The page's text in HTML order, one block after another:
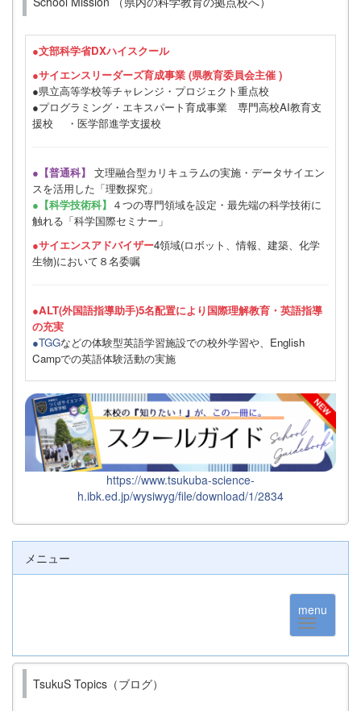
●文部科学省DXハイスクール
●サイエンスリーダーズ育成事業 (県教育委員会主催 )
●県立高等学校等チャレンジ・プロジェクト重点校
●プログラミング・エキスパート育成事業 専門高校AI教育支
援校 ・医学部進学支援校
●【普通科】 文理融合型カリキュラムの実施・データサイエン
スを活用した「理数探究」
●【科学技術科】 ４つの専門領域を設定・最先端の科学技術に
触れる「科学国際セミナー」
●サイエンスアドバイザー4領域(ロボット、情報、建築、化学
生物)において８名委嘱
●ALT(外国語指導助手)5名配置により国際理解教育・英語指導
の充実
●TGGなどの体験型英語学習施設での校外学習や、English
Campでの英語体験活動の実施
https://www.tsukuba-science-
h.ibk.ed.jp/wysiwyg/file/download/1/2834
メニュー
menu
TsukuS Topics（ブログ）